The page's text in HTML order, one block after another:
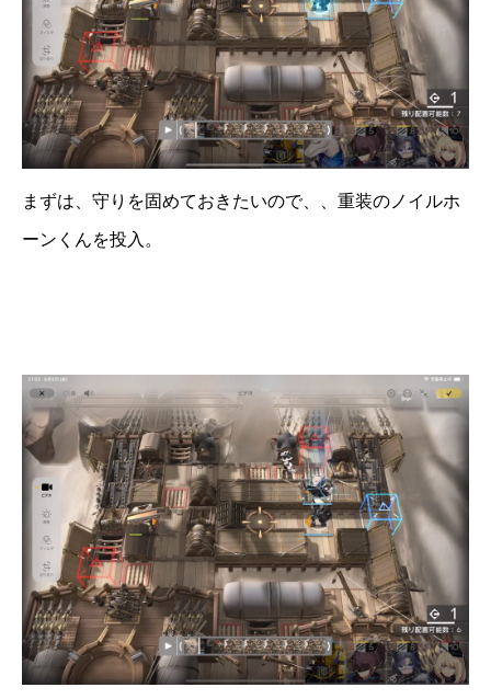
まずは、守りを固めておきたいので、、重装のノイルホ
ーンくんを投入。